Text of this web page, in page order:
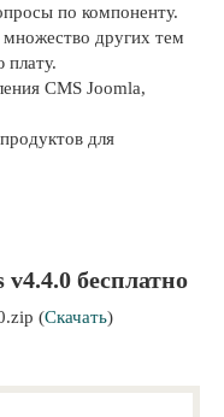
по компоненту.
других тем
плату.
CMS Joomla,
для
бесплатно
(Скачать)